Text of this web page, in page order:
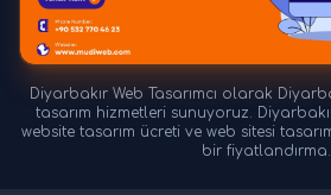
Diyarbakır Web Tasarımcı olarak
tasarım hizmetleri sunuyoruz.
website tasarım ücreti ve web sitesi
bir fiyatlandırma.